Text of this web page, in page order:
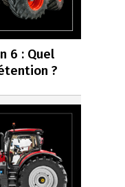
6 : Quel
?